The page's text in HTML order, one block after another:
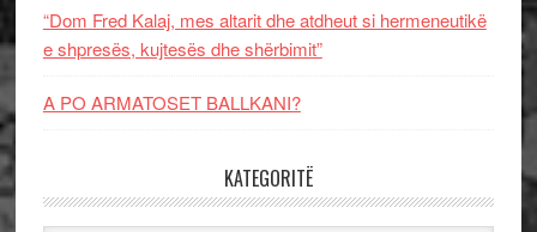
“Dom Fred Kalaj, mes altarit dhe atdheut si hermeneutikë
e shpresës, kujtesës dhe shërbimit”
A PO ARMATOSET BALLKANI?
KATEGORITË